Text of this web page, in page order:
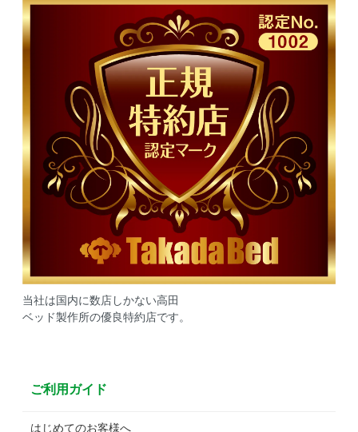
当社は国内に数店しかない高田
ベッド製作所の優良特約店です。
ご利用ガイド
はじめてのお客様へ